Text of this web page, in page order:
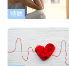
特徴